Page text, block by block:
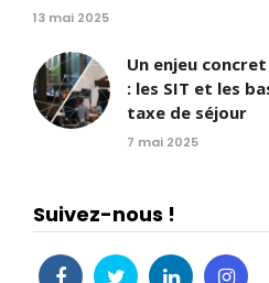
13 mai 2025
Un enjeu
: les SIT et les
taxe de séjour
7 mai 2025
Suivez-nous !